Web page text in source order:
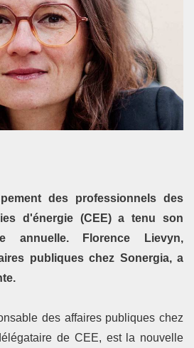
des professionnels des
d'énergie (CEE) a tenu son
annuelle. Florence Lievyn,
publiques chez Sonergia, a
des affaires publiques chez
de CEE, est la nouvelle